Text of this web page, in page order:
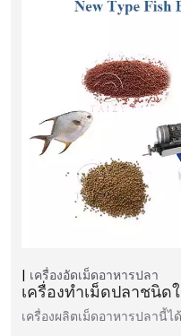
เครื่องอัดเม็ดอาหารปลา
เครื่องทำเม็ดปลาชนิด
เครื่องผลิตเม็ดอาหารปลานี้